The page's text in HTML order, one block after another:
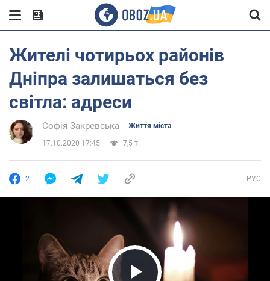
Жителі чотирьох районів
Дніпра залишаться без
світла: адреси
Софія Закревська Життя міста
17.10.2020 17:45 7,5 т.
2 РУС